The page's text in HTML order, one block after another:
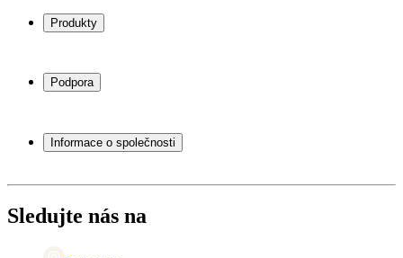
Produkty
Stojany na víno
Vinný nábytek
Podpora
Servisní případ
Platba
Vrácení
Informace o společnosti
Black Friday
Singles Day
Sledujte nás na